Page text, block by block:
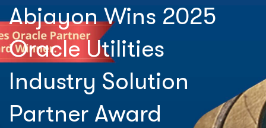
Abjayon Wins 2025
Oracle Utilities
Industry Solution
Partner Award